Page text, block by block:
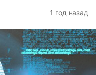
1 год назад